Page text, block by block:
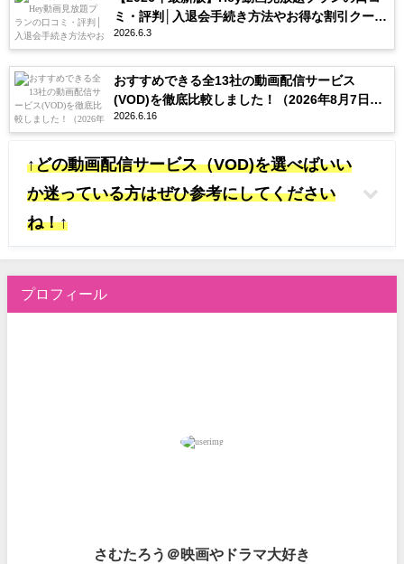
ミ・評判│入退会手続き方法やお得な割引クーポ
ンを紹介
2026.6.3
おすすめできる全13社の動画配信サービス
(VOD)を徹底比較しました！（2026年8月7日更
新）
2026.6.16
↑どの動画配信サービス（VOD)を選べばいい
か迷っている方はぜひ参考にしてください
ね！↑
プロフィール
さむたろう＠映画やドラマ大好き